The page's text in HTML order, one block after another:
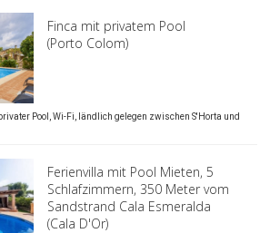
Finca mit privatem Pool
(Porto Colom)
Pool, Wi-Fi, ländlich gelegen zwischen S'Horta und
Ferienvilla mit Pool Mieten, 5
Schlafzimmern, 350 Meter vom
Sandstrand Cala Esmeralda
(Cala D'Or)